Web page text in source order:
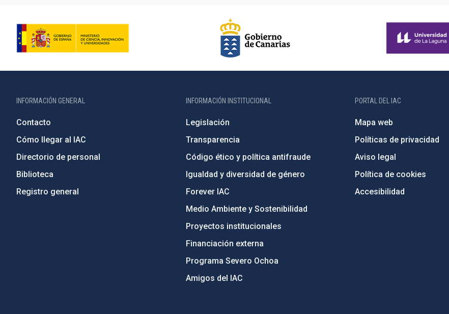
INFORMACIÓN GENERAL
Contacto
Cómo llegar al IAC
Directorio de personal
Biblioteca
Registro general
INFORMACIÓN INSTITUCIONAL
Legislación
Transparencia
Código ético y política antifraude
Igualdad y diversidad de género
Forever IAC
Medio Ambiente y Sostenibilidad
Proyectos institucionales
Financiación externa
Programa Severo Ochoa
Amigos del IAC
PORTAL DEL IAC
Mapa web
Políticas de privacidad
Aviso legal
Política de cookies
Accesibilidad